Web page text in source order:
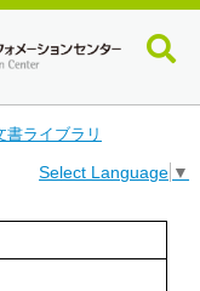
書ライブラリ
Select Language ▼